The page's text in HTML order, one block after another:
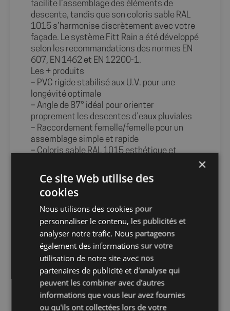
facilite l’assemblage des éléments de
descente, tandis que son coloris sable RAL
1015 s’harmonise discrètement avec votre
façade. Le système Fitt Rain a été développé
selon les recommandations des normes EN
607, EN 1462 et EN 12200-1.
Les + produits
– PVC rigide stabilisé aux U.V. pour une
longévité optimale
– Angle de 87° idéal pour orienter
proprement les descentes d’eaux pluviales
– Raccordement femelle/femelle pour un
assemblage simple et rapide
– Coloris sable RAL 1015 esthétique et
– Conçu selon les normes EN 607, EN 1462
et EN 12200-1
Caractéristiques
– Marque : Fitt
– Matière : PVC
– Couleur : Sable (RAL 1015)
– Angle : 87°
– Diamètre : Ø50
– Type de pose : Femelle – Femelle
Info-tri PRODUITS PMCB :
×
Ce site Web utilise des
cookies
Nous utilisons des cookies pour
personnaliser le contenu, les publicités et
analyser notre trafic. Nous partageons
également des informations sur votre
utilisation de notre site avec nos
partenaires de publicité et d'analyse qui
peuvent les combiner avec d'autres
informations que vous leur avez fournies
ou qu'ils ont collectées lors de votre